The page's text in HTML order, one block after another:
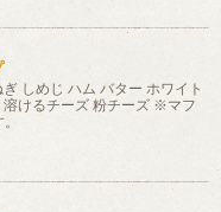
しめじ ハム バター ホワイト
溶けるチーズ 粉チーズ ※マフ